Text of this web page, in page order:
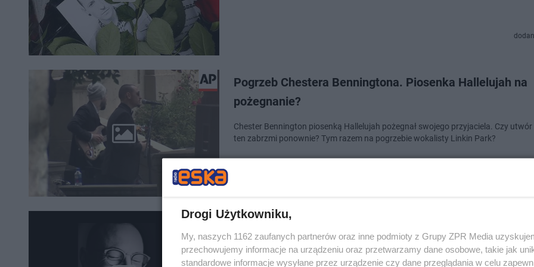
Pogrzeb Chestera Benningtona. Piosenka Hallelujah na
pożegnanie?
Chester Bennington piosenką Hallelujah pożegnał swojego przyjaciela. Czy utwór
ten zabrzmi ponownie? Tym razem na pogrzebie wokalisty Linkin Park?
Linkin Park - teledysk polskiego fana wspaniałym
Chestera Benningtona
Drogi Użytkowniku,
My, naszych 1162 zaufanych partnerów oraz inne podmioty z Grupy ZPR Media
przechowujemy informacje na urządzeniu oraz przetwarzamy dane osobowe, takie jak
standardowe informacje wysyłane przez urządzenie czy dane przeglądania w celu